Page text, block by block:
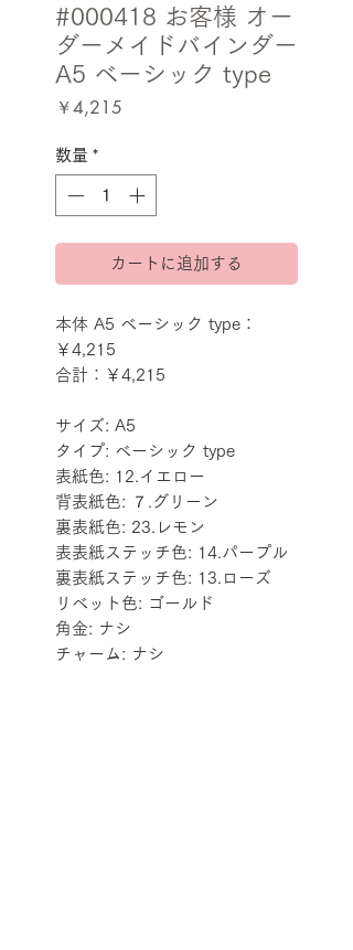
#000418 お客様 オー
ダーメイドバインダー
A5 ベーシック type
￥4,215
数量 *
カートに追加する
本体 A5 ベーシック type：
￥4,215
合計：￥4,215
サイズ: A5
タイプ: ベーシック type
表紙色: 12.イエロー
背表紙色: ７.グリーン
裏表紙色: 23.レモン
表表紙ステッチ色: 14.パープル
裏表紙ステッチ色: 13.ローズ
リベット色: ゴールド
角金: ナシ
チャーム: ナシ